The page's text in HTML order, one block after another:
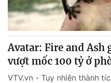
Avatar: Fire and Ash
vượt mốc 100 tỷ ở
VTV.vn - Tuy nhiên thành